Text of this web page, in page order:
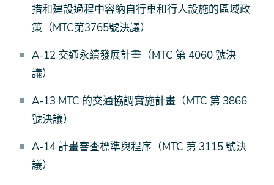
措和建設過程中容納自行車和行人設施的區域政
策（MTC第3765號決議）
A-12 交通永續發展計畫（MTC 第 4060 號決
議）
A-13 MTC 的交通協調實施計畫（MTC 第 3866
號決議）
A-14 計畫審查標準與程序（MTC 第 3115 號決
議）